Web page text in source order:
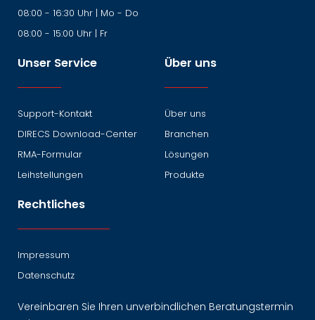
08:00 - 16:30 Uhr | Mo - Do
08:00 - 15:00 Uhr | Fr
Unser Service
Support-Kontakt
DIRECS Download-Center
RMA-Formular
Leihstellungen
Über uns
Über uns
Branchen
Lösungen
Produkte
Rechtliches
Impressum
Datenschutz
Vereinbaren Sie Ihren unverbindlichen Beratungstermin